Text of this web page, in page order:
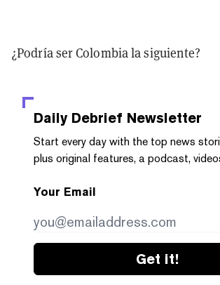
¿Podría ser Colombia la siguiente?
Daily Debrief Newsletter
Start every day with the top news
plus original features, a podcast,
Your Email
Get it!